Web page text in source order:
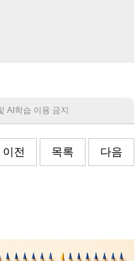
AI학습 이용 금지
이전 목록 다음